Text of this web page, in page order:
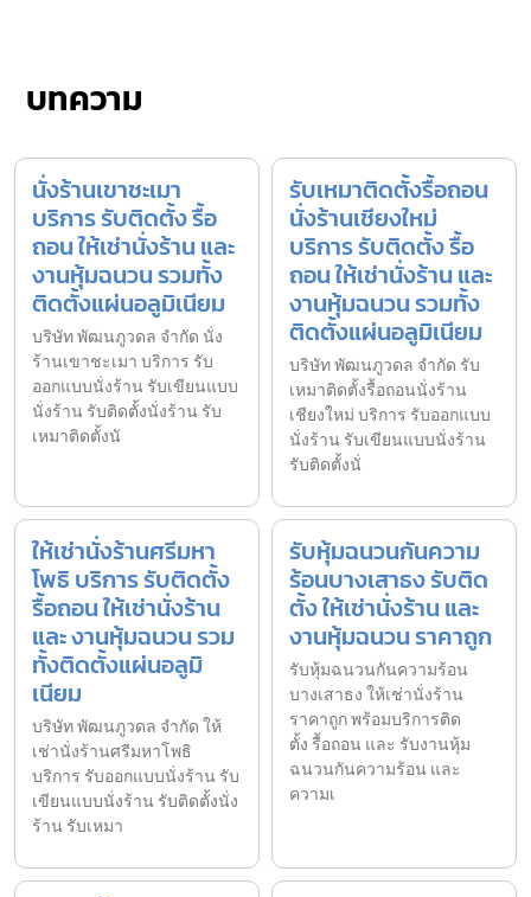
บทความ
นั่งร้านเขาชะเมา
บริการ รับติดตั้ง รื้อ
ถอน ให้เช่านั่งร้าน และ
งานหุ้มฉนวน รวมทั้ง
ติดตั้งแผ่นอลูมิเนียม
บริษัท พัฒนภูวดล จำกัด นั่ง
ร้านเขาชะเมา บริการ รับ
ออกแบบนั่งร้าน รับเขียนแบบ
นั่งร้าน รับติดตั้งนั่งร้าน รับ
เหมาติดตั้งนั
รับเหมาติดตั้งรื้อถอน
นั่งร้านเชียงใหม่
บริการ รับติดตั้ง รื้อ
ถอน ให้เช่านั่งร้าน และ
งานหุ้มฉนวน รวมทั้ง
ติดตั้งแผ่นอลูมิเนียม
บริษัท พัฒนภูวดล จำกัด รับ
เหมาติดตั้งรื้อถอนนั่งร้าน
เชียงใหม่ บริการ รับออกแบบ
นั่งร้าน รับเขียนแบบนั่งร้าน
รับติดตั้งนั่
ให้เช่านั่งร้านศรีมหา
โพธิ บริการ รับติดตั้ง
รื้อถอน ให้เช่านั่งร้าน
และ งานหุ้มฉนวน รวม
ทั้งติดตั้งแผ่นอลูมิ
เนียม
บริษัท พัฒนภูวดล จำกัด ให้
เช่านั่งร้านศรีมหาโพธิ
บริการ รับออกแบบนั่งร้าน รับ
เขียนแบบนั่งร้าน รับติดตั้งนั่ง
ร้าน รับเหมา
รับหุ้มฉนวนกันความ
ร้อนบางเสาธง รับติด
ตั้ง ให้เช่านั่งร้าน และ
งานหุ้มฉนวน ราคาถูก
รับหุ้มฉนวนกันความร้อน
บางเสาธง ให้เช่านั่งร้าน
ราคาถูก พร้อมบริการติด
ตั้ง รื้อถอน และ รับงานหุ้ม
ฉนวนกันความร้อน และ
ความเ